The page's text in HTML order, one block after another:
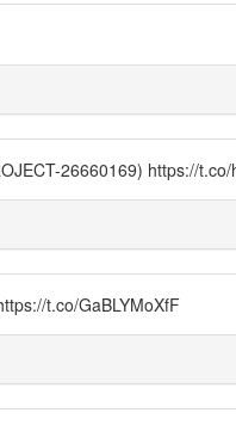
26660169) https://
t.co/GaBLYMoXfF